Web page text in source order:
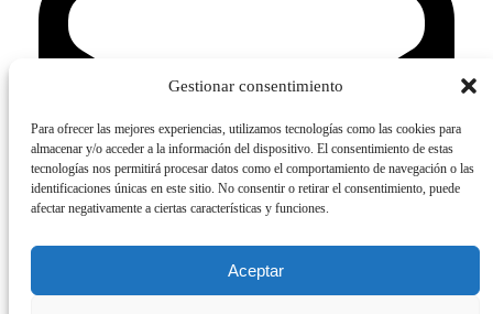
Gestionar consentimiento
Para ofrecer las mejores experiencias, utilizamos tecnologías como las cookies para
almacenar y/o acceder a la información del dispositivo. El consentimiento de estas
tecnologías nos permitirá procesar datos como el comportamiento de navegación o las
identificaciones únicas en este sitio. No consentir o retirar el consentimiento, puede
afectar negativamente a ciertas características y funciones.
Aceptar